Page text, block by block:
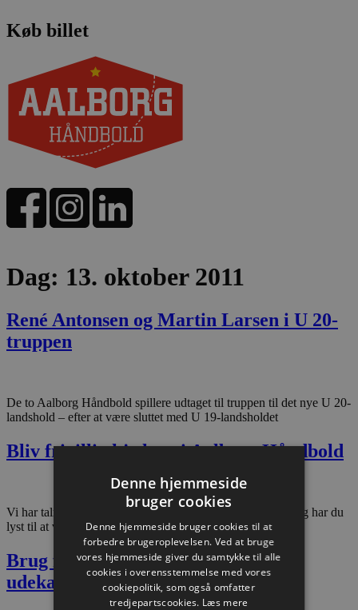
Køb billet
Dag: 13. oktober 2011
René Antonsen og Martin Larsen i U 20-
truppen
De to Aalborg Håndbold spillere udtaget til truppen til det nye U 20-
landshold – efter at være sluttet med U 19-landsholdet
Bliv frivillig hjælper i Aalborg Håndbold
Vi har talrige opgaver i forbindelse med en hjemmekamp og har du
lyst til at være en del af fælleskabet, så kontakt os
Brug for alle ressourcer i vanskelig
udekamp i Kolding lørdag
Denne hjemmeside
bruger cookies
Denne hjemmeside bruger cookies til at
forbedre brugeroplevelsen. Ved at bruge
vores hjemmeside giver du samtykke til alle
cookies i overensstemmelse med vores
cookiepolitik, som også omfatter
tredjepartscookies. Læs mere